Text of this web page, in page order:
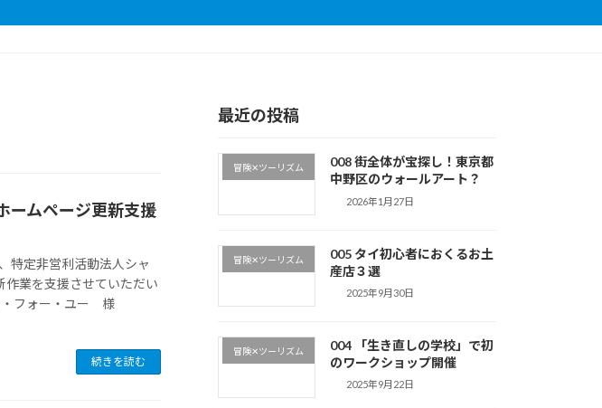
ムページ更新支援
特定非営利活動法人シャ
作業を支援させていただい
・フォー・ユー 様
続きを読む
最近の投稿
冒険✕ツーリズム
008 街全体が宝探し！東京都
中野区のウォールアート？
2026年1月27日
冒険✕ツーリズム
005 タイ初心者におくるお土
産店３選
2025年9月30日
冒険✕ツーリズム
004 「生き直しの学校」で初
のワークショップ開催
2025年9月22日